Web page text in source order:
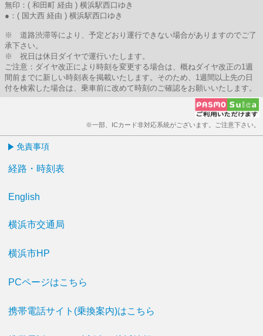
無印：( 和田町 経由 ) 横浜駅西口ゆき
●：( 国大西 経由 ) 横浜駅西口ゆき
※ 道路渋滞等により、予定どおり運行できない場合がありますのでご了
承下さい。
※ 祝日は休日ダイヤで運行いたします。
ご注意：ダイヤ改正により時刻を変更する場合は、概ねダイヤ改正の1週
間前までに新しい時刻表を掲載いたします。そのため、1週間以上先の日
付を検索した場合は、乗車前に改めて時刻のご確認をお願いいたします。
※一部、ICカード非対応系統がございます。ご注意下さい。
免責事項
経路・時刻表
English
横浜市交通局
横浜市HP
PCページはこちら
携帯電話サイト(乗換案内)はこちら